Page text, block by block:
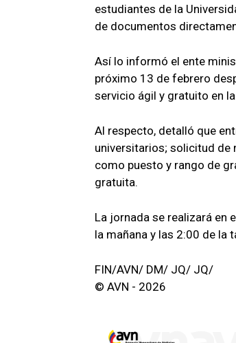
estudiantes de la
de documentos
Así lo informó el ente
próximo 13 de febrero
servicio ágil y gratuito en
Al respecto, detalló que
universitarios; solicitud de
como puesto y rango de
gratuita.
La jornada se realizará en
la mañana y las 2:00 de la
FIN/AVN/ DM/ JQ/ JQ/
© AVN - 2026